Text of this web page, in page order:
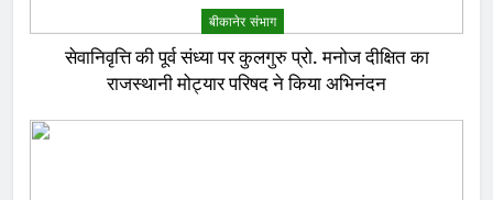
बीकानेर संभाग
सेवानिवृत्ति की पूर्व संध्या पर कुलगुरु प्रो. मनोज दीक्षित का
राजस्थानी मोट्यार परिषद ने किया अभिनंदन